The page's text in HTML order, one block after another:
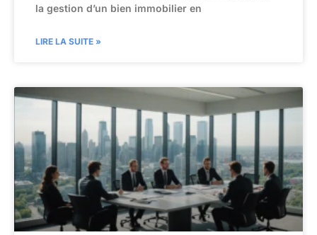
la gestion d’un bien immobilier en
LIRE LA SUITE »